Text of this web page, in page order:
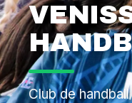
Club de